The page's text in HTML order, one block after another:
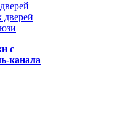
дверей
с
канала